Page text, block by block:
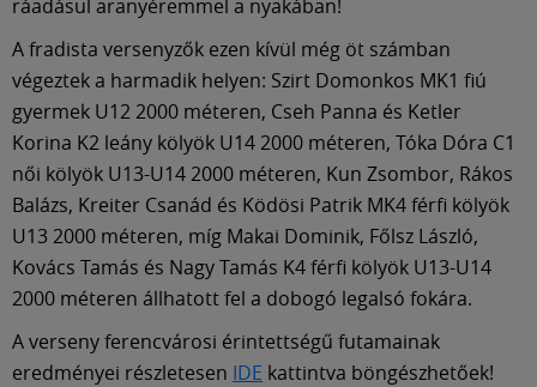
ráadásul aranyéremmel a nyakában!
A fradista versenyzők ezen kívül még öt számban
végeztek a harmadik helyen: Szirt Domonkos MK1 fiú
gyermek U12 2000 méteren, Cseh Panna és Ketler
Korina K2 leány kölyök U14 2000 méteren, Tóka Dóra C1
női kölyök U13-U14 2000 méteren, Kun Zsombor, Rákos
Balázs, Kreiter Csanád és Ködösi Patrik MK4 férfi kölyök
U13 2000 méteren, míg Makai Dominik, Főlsz László,
Kovács Tamás és Nagy Tamás K4 férfi kölyök U13-U14
2000 méteren állhatott fel a dobogó legalsó fokára.
A verseny ferencvárosi érintettségű futamainak
eredményei részletesen IDE kattintva böngészhetőek!